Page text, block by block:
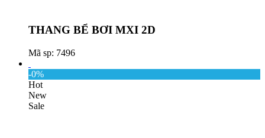
THANG BỂ BƠI MXI 2D
Mã sp: 7496
-0%
Hot
New
Sale